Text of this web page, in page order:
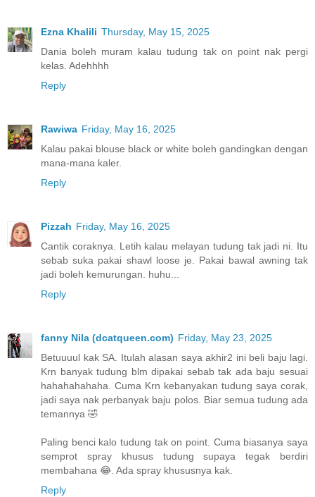
Ezna Khalili Thursday, May 15, 2025
Dania boleh muram kalau tudung tak on point nak pergi
kelas. Adehhhh
Reply
Rawiwa Friday, May 16, 2025
Kalau pakai blouse black or white boleh gandingkan dengan
mana-mana kaler.
Reply
Pizzah Friday, May 16, 2025
Cantik coraknya. Letih kalau melayan tudung tak jadi ni. Itu
sebab suka pakai shawl loose je. Pakai bawal awning tak
jadi boleh kemurungan. huhu...
Reply
fanny Nila (dcatqueen.com) Friday, May 23, 2025
Betuuuul kak SA. Itulah alasan saya akhir2 ini beli baju lagi.
Krn banyak tudung blm dipakai sebab tak ada baju sesuai
hahahahahaha. Cuma Krn kebanyakan tudung saya corak,
jadi saya nak perbanyak baju polos. Biar semua tudung ada
temannya 🤣
Paling benci kalo tudung tak on point. Cuma biasanya saya
semprot spray khusus tudung supaya tegak berdiri
membahana 😂. Ada spray khususnya kak.
Reply